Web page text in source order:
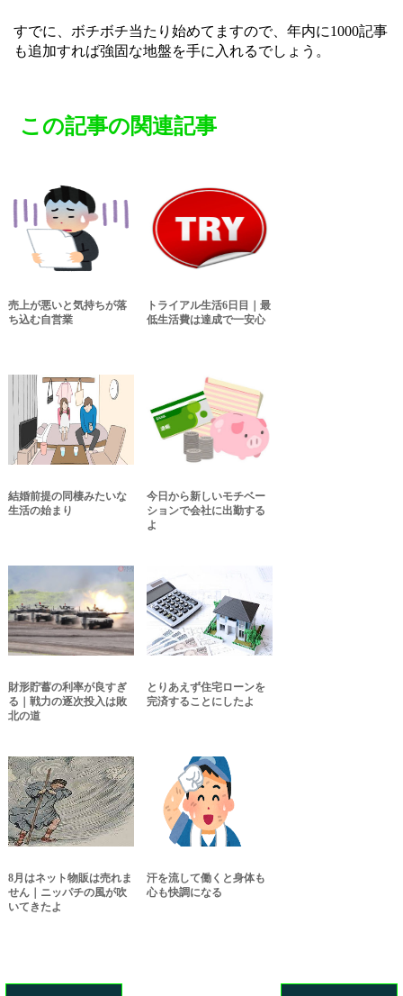
すでに、ボチボチ当たり始めてますので、年内に1000記事
も追加すれば強固な地盤を手に入れるでしょう。
この記事の関連記事
売上が悪いと気持ちが落
ち込む自営業
トライアル生活6日目｜最
低生活費は達成で一安心
結婚前提の同棲みたいな
生活の始まり
今日から新しいモチベー
ションで会社に出勤する
よ
財形貯蓄の利率が良すぎ
る｜戦力の逐次投入は敗
北の道
とりあえず住宅ローンを
完済することにしたよ
8月はネット物販は売れま
せん｜ニッパチの風が吹
いてきたよ
汗を流して働くと身体も
心も快調になる